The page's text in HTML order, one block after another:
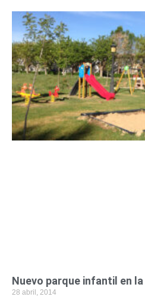
Nuevo parque infantil en
28 abril, 2014